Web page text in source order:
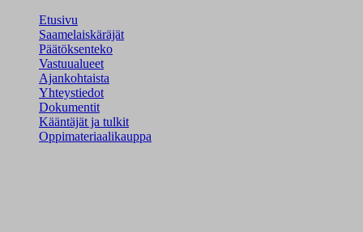
Etusivu
Saamelaiskäräjät
Päätöksenteko
Vastuualueet
Ajankohtaista
Yhteystiedot
Dokumentit
Kääntäjät ja tulkit
Oppimateriaalikauppa